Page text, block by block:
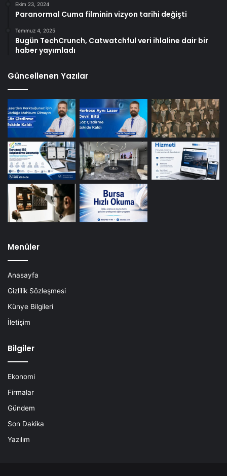
Ekim 23, 2024
Paranormal Cuma filminin vizyon tarihi değişti
Temmuz 4, 2025
Bugün TechCrunch, Catwatchful veri ihlaline dair bir
haber yayımladı
Güncellenen Yazılar
Menüler
Anasayfa
Gizlilik Sözleşmesi
Künye Bilgileri
İletişim
Bilgiler
Ekonomi
Firmalar
Gündem
Son Dakika
Yazılım